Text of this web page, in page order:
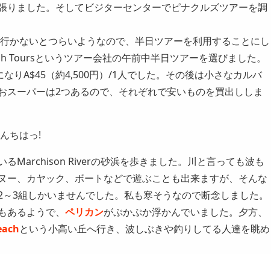
りました。そしてビジターセンターでピナクルズツアーを調
かないとつらいようなので、半日ツアーを利用することにし
Toursというツアー会社の午前中半日ツアーを選びました。
りA$45（約4,500円）/1人でした。その後は小さなカルバ
スーパーは2つあるので、それぞれで安いものを買出ししま
ちはっ!
るMarchison Riverの砂浜を歩きました。川と言っても波も
ー、カヤック、ボートなどで遊ぶことも出来ますが、そんな
3組しかいませんでした。私も寒そうなので断念しました。
るようで、 ペリカンがぷかぷか浮かんでいました。夕方、
という小高い丘へ行き、波しぶきや釣りしてる人達を眺め